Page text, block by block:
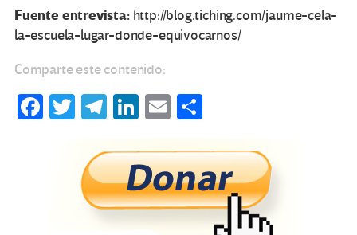
Fuente entrevista: http://blog.tiching.com/jaume-cela-
la-escuela-lugar-donde-equivocarnos/
Comparte este contenido:
Fa T
tt
er
Te
gr
a
m
Li
ke
dI
n
E
ail m
p
ar